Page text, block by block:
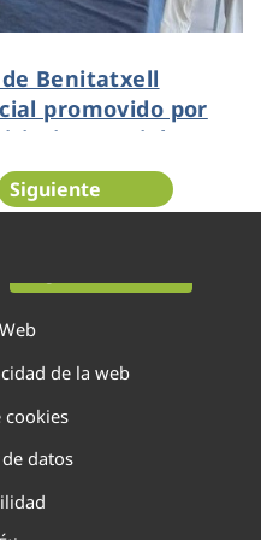
Benitatxell
promovido por
sociales y
los clientes
Siguiente
de la web
cookies
datos